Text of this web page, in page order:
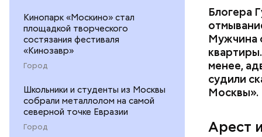
Кинопарк «Москино» стал
площадкой творческого
состязания фестиваля
«Кинозавр»
Город
Школьники и студенты из Москвы
собрали металлолом на самой
северной точке Евразии
Город
Блогера
Мужчина
менее,
судили
Москвы».
Арест